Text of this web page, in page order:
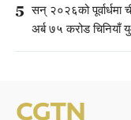
5 सन् २०२६को
अर्ब ७५ करोड चिनियाँ